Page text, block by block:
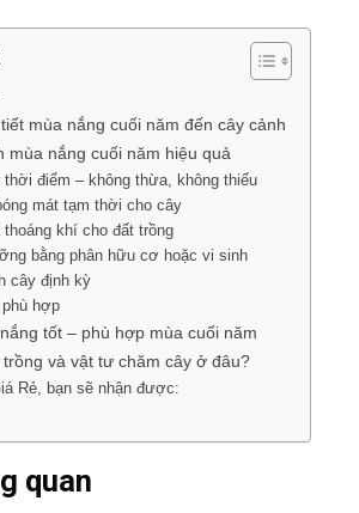
mùa nắng cuối năm đến cây cảnh
mùa nắng cuối năm hiệu quả
điểm – không thừa, không thiếu
mát tạm thời cho cây
khí cho đất trồng
bằng phân hữu cơ hoặc vi sinh
cây định kỳ
hợp
tốt – phù hợp mùa cuối năm
và vật tư chăm cây ở đâu?
Rẻ, bạn sẽ nhận được:
quan